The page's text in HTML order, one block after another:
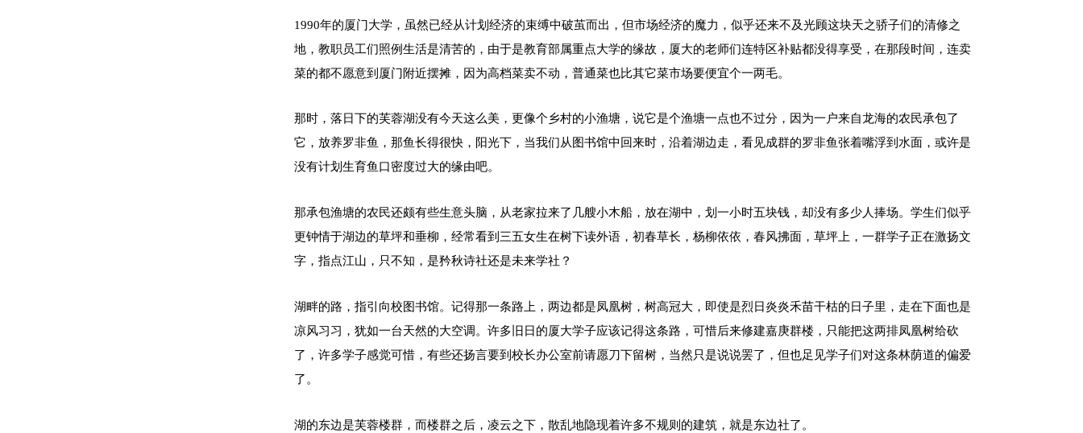
1990年的厦门大学，虽然已经从计划经济的束缚中破茧而出，但市场经济的魔力，似乎还来不及光顾这块天之骄子们的清修之
地，教职员工们照例生活是清苦的，由于是教育部属重点大学的缘故，厦大的老师们连特区补贴都没得享受，在那段时间，连卖
菜的都不愿意到厦门附近摆摊，因为高档菜卖不动，普通菜也比其它菜市场要便宜个一两毛。
那时，落日下的芙蓉湖没有今天这么美，更像个乡村的小渔塘，说它是个渔塘一点也不过分，因为一户来自龙海的农民承包了
它，放养罗非鱼，那鱼长得很快，阳光下，当我们从图书馆中回来时，沿着湖边走，看见成群的罗非鱼张着嘴浮到水面，或许是
没有计划生育鱼口密度过大的缘由吧。
那承包渔塘的农民还颇有些生意头脑，从老家拉来了几艘小木船，放在湖中，划一小时五块钱，却没有多少人捧场。学生们似乎
更钟情于湖边的草坪和垂柳，经常看到三五女生在树下读外语，初春草长，杨柳依依，春风拂面，草坪上，一群学子正在激扬文
字，指点江山，只不知，是矜秋诗社还是未来学社？
湖畔的路，指引向校图书馆。记得那一条路上，两边都是凤凰树，树高冠大，即使是烈日炎炎禾苗干枯的日子里，走在下面也是
凉风习习，犹如一台天然的大空调。许多旧日的厦大学子应该记得这条路，可惜后来修建嘉庚群楼，只能把这两排凤凰树给砍
了，许多学子感觉可惜，有些还扬言要到校长办公室前请愿刀下留树，当然只是说说罢了，但也足见学子们对这条林荫道的偏爱
了。
湖的东边是芙蓉楼群，而楼群之后，凌云之下，散乱地隐现着许多不规则的建筑，就是东边社了。